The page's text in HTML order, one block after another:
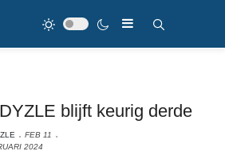
blijft keurig derde
FEB 11
2024